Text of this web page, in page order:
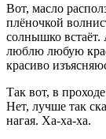
Вот, масло
плёночкой
солнышко встаёт.
люблю любую
красиво
Так вот, в
Нет, лучше так
нагая. Ха-ха-ха.